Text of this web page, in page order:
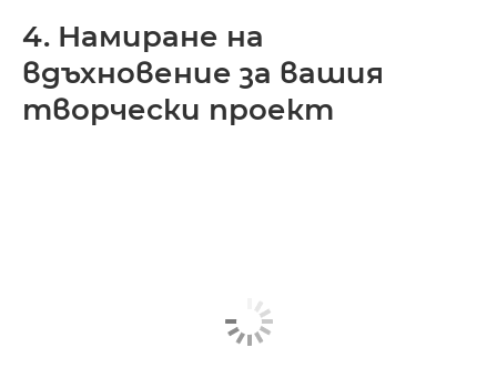
4. Намиране на
вдъхновение за вашия
творчески проект